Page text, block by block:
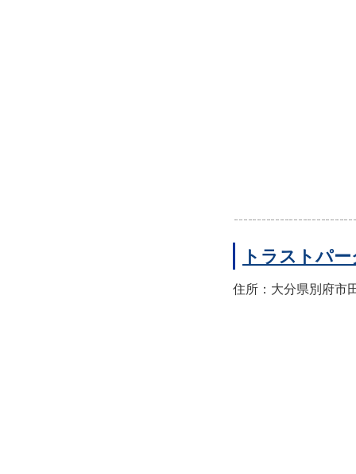
トラストパ
住所：大分県別府市